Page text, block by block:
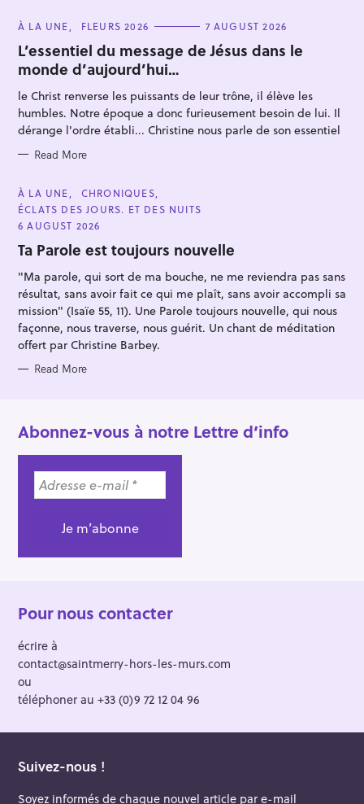
C
T
E
G
O
R
I
E
S
À LA UNE FLEURS 2026 7 AUGUST 2026
L’essentiel du message de Jésus dans le
monde d’aujourd’hui…
le Christ renverse les puissants de leur trône, il élève les
humbles. Notre époque a donc furieusement besoin de lui. Il
dérange l'ordre établi... Christine nous parle de son essentiel
Read More
C
A
T
E
O
R
E
À LA UNE
CHRONIQUES
ÉCLATS DES JOURS. ET DES NUITS
6 AUGUST 2026
Ta Parole est toujours nouvelle
"Ma parole, qui sort de ma bouche, ne me reviendra pas sans
résultat, sans avoir fait ce qui me plaît, sans avoir accompli sa
mission" (Isaïe 55, 11). Une Parole toujours nouvelle, qui nous
façonne, nous traverse, nous guérit. Un chant de méditation
offert par Christine Barbey.
Read More
Abonnez-vous à notre Lettre d’info
Pour nous contacter
écrire à
contact@saintmerry-hors-les-murs.com
ou
téléphoner au +33 (0)9 72 12 04 96
Suivez-nous !
Soyez informés de chaque nouvel article par e-mail
c
f
r
: